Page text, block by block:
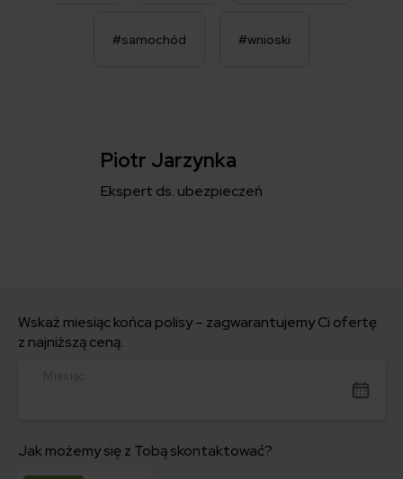
#samochód #wnioski
Piotr Jarzynka
Ekspert ds. ubezpieczeń
Wskaż miesiąc końca polisy – zagwarantujemy Ci ofertę
z najniższą ceną.
Miesiąc
Jak możemy się z Tobą skontaktować?